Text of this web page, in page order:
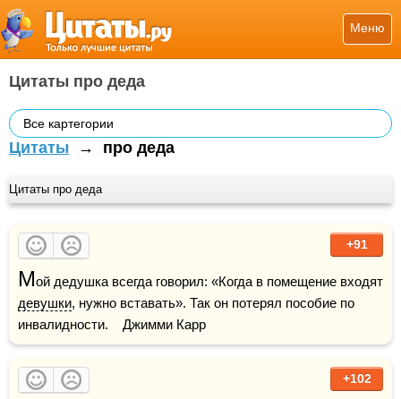
Меню
Цитаты про деда
Все картегории
Цитаты → про деда
Цитаты про деда
+91
М
девушки, нужно вставать». Так он потерял пособие по
инвалидности.    Джимми Карр
+102